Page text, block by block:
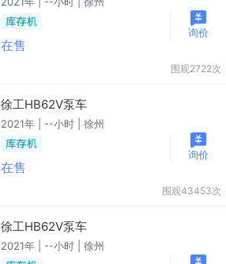
在售
围观2722次
询价
徐工HB62V泵车
2021年 | --小时 | 徐州
在售
围观43453次
询价
徐工HB62V泵车
2021年 | --小时 | 徐州